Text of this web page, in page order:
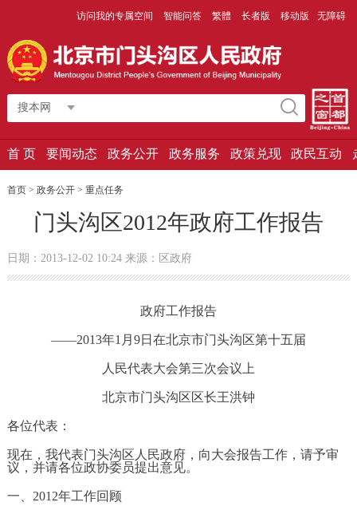
访问我的专属空间 智能问答 繁體 长者版 移动版 无障碍
搜本网
首 页 要闻动态 政务公开 政务服务 政策兑现 政民互动
首页 > 政务公开 > 重点任务
门头沟区2012年政府工作报告
日期：2013-12-02 10:24 来源：区政府
政府工作报告
——2013年1月9日在北京市门头沟区第十五届
人民代表大会第三次会议上
北京市门头沟区区长王洪钟
各位代表：
现在，我代表门头沟区人民政府，向大会报告工作，请予审
议，并请各位政协委员提出意见。
一、2012年工作回顾